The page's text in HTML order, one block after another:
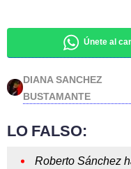
Únete al
DIANA SANCHEZ
BUSTAMANTE
LO FALSO:
Roberto Sánchez